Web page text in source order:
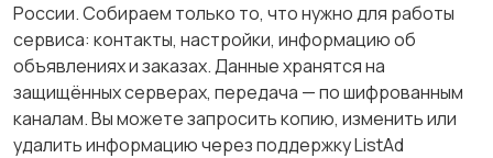
России. Собираем только то, что нужно для работы
сервиса: контакты, настройки, информацию об
объявлениях и заказах. Данные хранятся на
защищённых серверах, передача — по шифрованным
каналам. Вы можете запросить копию, изменить или
удалить информацию через поддержку ListAd